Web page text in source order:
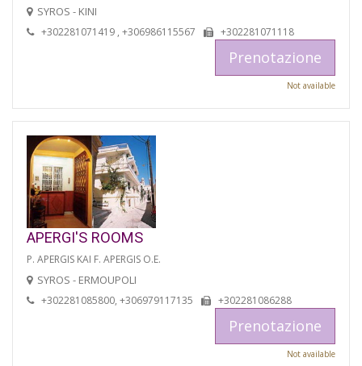
SYROS - KINI
+302281071419 , +306986115567 +302281071118
Prenotazione
Not available
APERGI'S ROOMS
P. APERGIS KAI F. APERGIS O.E.
SYROS - ERMOUPOLI
+302281085800, +306979117135 +302281086288
Prenotazione
Not available